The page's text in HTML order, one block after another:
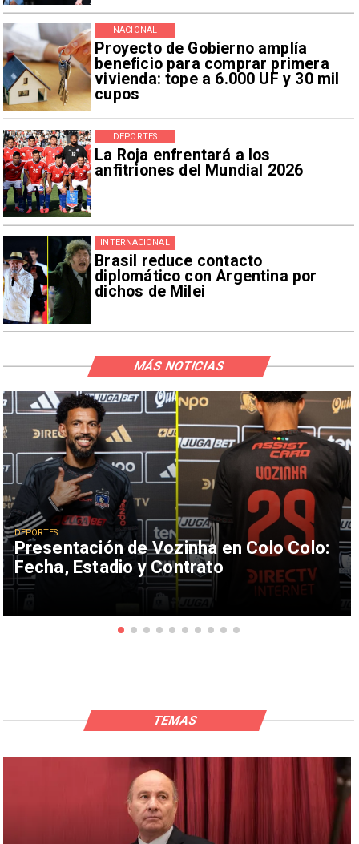
Proyecto de Gobierno amplía
beneficio para comprar primera
vivienda: tope a 6.000 UF y 30 mil
cupos
NACIONAL
La Roja enfrentará a los
anfitriones del Mundial 2026
DEPORTES
Brasil reduce contacto
diplomático con Argentina por
dichos de Milei
INTERNACIONAL
Presentación de Vozinha en Colo Colo:
Fecha, Estadio y Contrato
DEPORTES
MÁS NOTICIAS
TEMAS